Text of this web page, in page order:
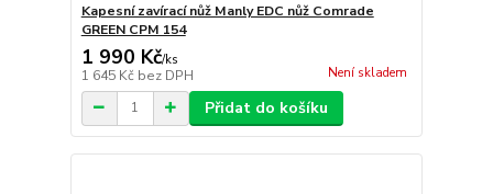
Kapesní zavírací nůž Manly EDC nůž Comrade
GREEN CPM 154
1 990 Kč/ks
1 645 Kč bez DPH Není skladem
Přidat do košíku